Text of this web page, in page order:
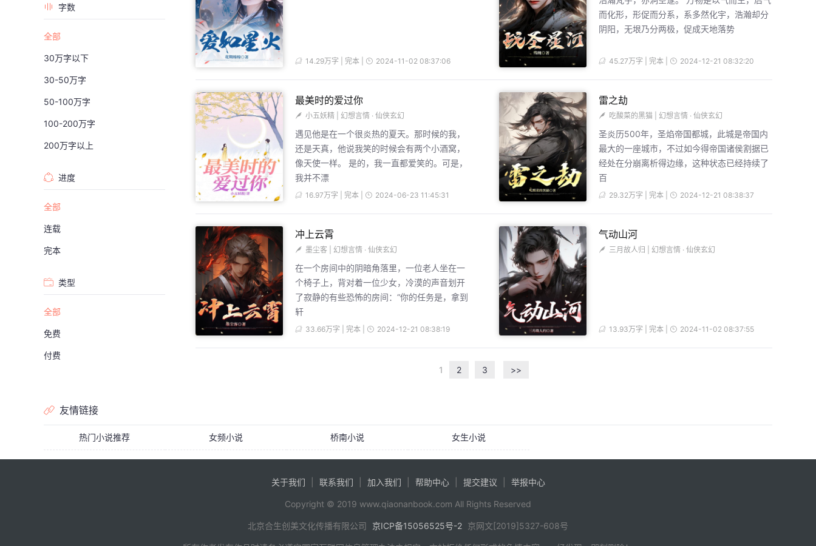
字数
全部
30万字以下
30-50万字
50-100万字
100-200万字
200万字以上
进度
全部
连载
完本
类型
全部
免费
付费
14.29万字 | 完本 | 2024-11-02 08:37:06
而化形，形促而分系，系多然化宇，浩瀚却分
阴阳，无垠乃分两极，促成天地落势
45.27万字 | 完本 | 2024-12-21 08:32:20
最美时的爱过你
小五妖精 幻想言情 · 仙侠玄幻
遇见他是在一个很炎热的夏天。那时候的我，
还是天真，他说我笑的时候会有两个小酒窝，
像天使一样。 是的，我一直都爱笑的。可是，
我并不漂
16.97万字 | 完本 | 2024-06-23 11:45:31
雷之劫
吃酸菜的黑猫 幻想言情 · 仙侠玄幻
圣炎历500年，圣焰帝国都城，此城是帝国内
最大的一座城市，不过如今得帝国诸侯割据已
经处在分崩离析得边缘，这种状态已经持续了
百
29.32万字 | 完本 | 2024-12-21 08:38:37
冲上云霄
墨尘客 幻想言情 · 仙侠玄幻
在一个房间中的阴暗角落里，一位老人坐在一
个椅子上，背对着一位少女，冷漠的声音划开
了寂静的有些恐怖的房间：“你的任务是，拿到
轩
33.66万字 | 完本 | 2024-12-21 08:38:19
气动山河
三月故人归 幻想言情 · 仙侠玄幻
13.93万字 | 完本 | 2024-11-02 08:37:55
1 2 3 >>
友情链接
热门小说推荐 女频小说 桥南小说 女生小说
关于我们 联系我们 加入我们 帮助中心 提交建议 举报中心
Copyright © 2019 www.qiaonanbook.com All Rights Reserved
北京合生创美文化传播有限公司 京ICP备15056525号-2 京网文[2019]5327-608号